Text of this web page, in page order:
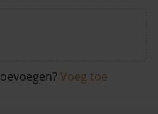
Voeg toe